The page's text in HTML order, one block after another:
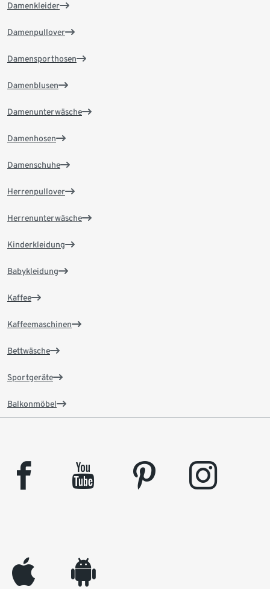
Damenkleider
Damenpullover
Damensporthosen
Damenblusen
Damenunterwäsche
Damenhosen
Damenschuhe
Herrenpullover
Herrenunterwäsche
Kinderkleidung
Babykleidung
Kaffee
Kaffeemaschinen
Bettwäsche
Sportgeräte
Balkonmöbel
facebook youtube pinterest instagram
appleinc android